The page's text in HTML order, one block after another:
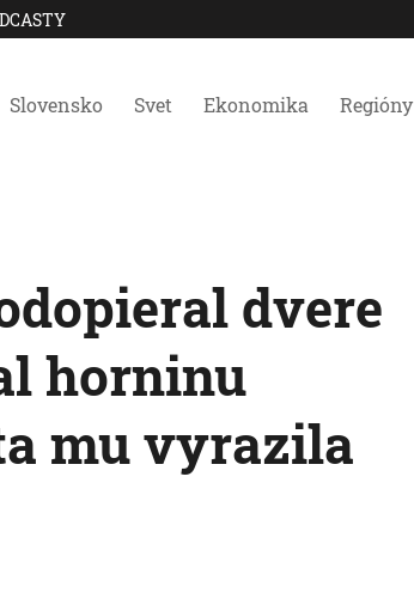
Slovensko Svet Ekonomika Regióny
dvere
horninu
mu vyrazila